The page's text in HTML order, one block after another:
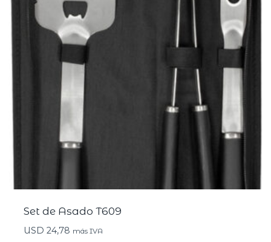
Set de Asado T609
USD 24,78 más IVA